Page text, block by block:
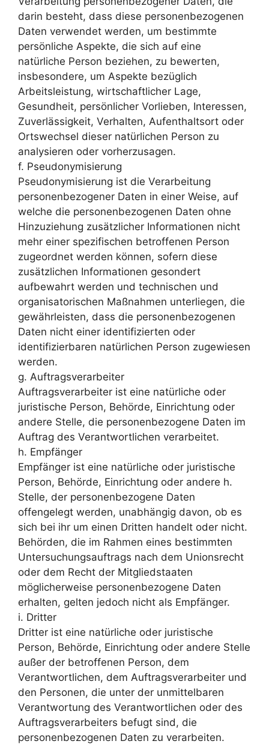
darin besteht, dass diese personenbezogenen
Daten verwendet werden, um bestimmte
persönliche Aspekte, die sich auf eine
natürliche Person beziehen, zu bewerten,
insbesondere, um Aspekte bezüglich
Arbeitsleistung, wirtschaftlicher Lage,
Gesundheit, persönlicher Vorlieben, Interessen,
Zuverlässigkeit, Verhalten, Aufenthaltsort oder
Ortswechsel dieser natürlichen Person zu
analysieren oder vorherzusagen.
f. Pseudonymisierung
Pseudonymisierung ist die Verarbeitung
personenbezogener Daten in einer Weise, auf
welche die personenbezogenen Daten ohne
Hinzuziehung zusätzlicher Informationen nicht
mehr einer spezifischen betroffenen Person
zugeordnet werden können, sofern diese
zusätzlichen Informationen gesondert
aufbewahrt werden und technischen und
organisatorischen Maßnahmen unterliegen, die
gewährleisten, dass die personenbezogenen
Daten nicht einer identifizierten oder
identifizierbaren natürlichen Person zugewiesen
werden.
g. Auftragsverarbeiter
Auftragsverarbeiter ist eine natürliche oder
juristische Person, Behörde, Einrichtung oder
andere Stelle, die personenbezogene Daten im
Auftrag des Verantwortlichen verarbeitet.
h. Empfänger
Empfänger ist eine natürliche oder juristische
Person, Behörde, Einrichtung oder andere h.
Stelle, der personenbezogene Daten
offengelegt werden, unabhängig davon, ob es
sich bei ihr um einen Dritten handelt oder nicht.
Behörden, die im Rahmen eines bestimmten
Untersuchungsauftrags nach dem Unionsrecht
oder dem Recht der Mitgliedstaaten
möglicherweise personenbezogene Daten
erhalten, gelten jedoch nicht als Empfänger.
i. Dritter
Dritter ist eine natürliche oder juristische
Person, Behörde, Einrichtung oder andere Stelle
außer der betroffenen Person, dem
Verantwortlichen, dem Auftragsverarbeiter und
den Personen, die unter der unmittelbaren
Verantwortung des Verantwortlichen oder des
Auftragsverarbeiters befugt sind, die
personenbezogenen Daten zu verarbeiten.